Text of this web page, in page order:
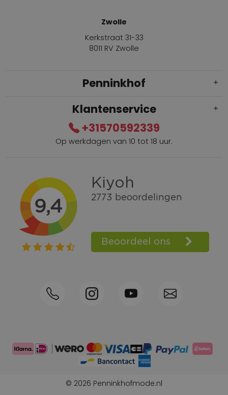
Zwolle
Kerkstraat 31-33
8011 RV Zwolle
Penninkhof
Gratis verzending vanaf € 100,=
Bel +31570592339
Spaarpunten
Shop the Look
Telefonisch bestellen ook mogelijk
Klantenservice
+31570592339
Op werkdagen van 10 tot 18 uur.
© 2026 Penninkhofmode.nl